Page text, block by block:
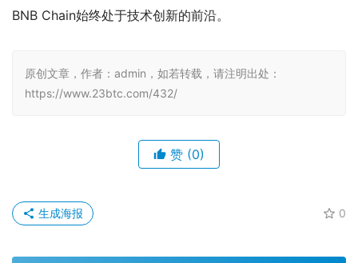
BNB Chain始终处于技术创新的前沿。
原创文章，作者：admin，如若转载，请注明出处：
https://www.23btc.com/432/
赞 (0)
0
生成海报